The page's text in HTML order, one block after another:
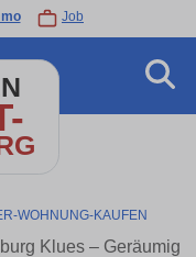
Job
WOHNUNG-KAUFEN
Klues – Geräumig